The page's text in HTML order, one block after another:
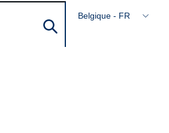
Belgique - FR